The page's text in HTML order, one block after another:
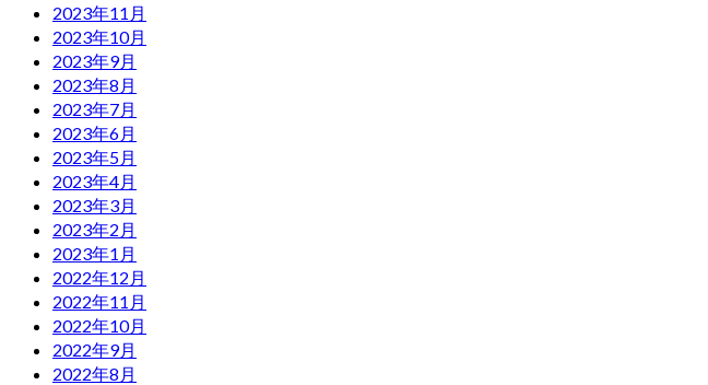
2023年11月
2023年10月
2023年9月
2023年8月
2023年7月
2023年6月
2023年5月
2023年4月
2023年3月
2023年2月
2023年1月
2022年12月
2022年11月
2022年10月
2022年9月
2022年8月